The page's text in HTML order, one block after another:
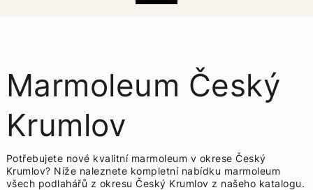
Marmoleum Český
Krumlov
Potřebujete nové kvalitní marmoleum v okrese Český
Krumlov? Níže naleznete kompletní nabídku marmoleum
všech podlahářů z okresu Český Krumlov z našeho katalogu.